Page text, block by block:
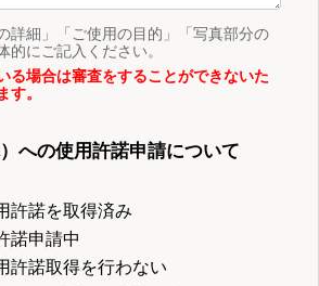
詳細」「ご使用の目的」「写真部分の
的にご記入ください。
る場合は審査をすることができないた
す。
への使用許諾申請について
許諾を取得済み
諾申請中
許諾取得を行わない